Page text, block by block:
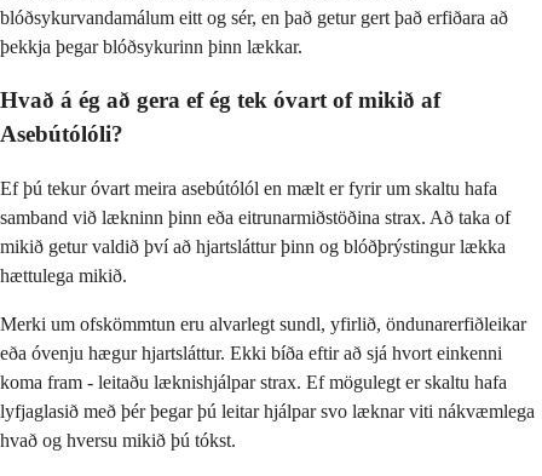
blóðsykurvandamálum eitt og sér, en það getur gert það erfiðara að
þekkja þegar blóðsykurinn þinn lækkar.
Hvað á ég að gera ef ég tek óvart of mikið af
Asebútólóli?
Ef þú tekur óvart meira asebútólól en mælt er fyrir um skaltu hafa
samband við lækninn þinn eða eitrunarmiðstöðina strax. Að taka of
mikið getur valdið því að hjartsláttur þinn og blóðþrýstingur lækka
hættulega mikið.
Merki um ofskömmtun eru alvarlegt sundl, yfirlið, öndunarerfiðleikar
eða óvenju hægur hjartsláttur. Ekki bíða eftir að sjá hvort einkenni
koma fram - leitaðu læknishjálpar strax. Ef mögulegt er skaltu hafa
lyfjaglasið með þér þegar þú leitar hjálpar svo læknar viti nákvæmlega
hvað og hversu mikið þú tókst.